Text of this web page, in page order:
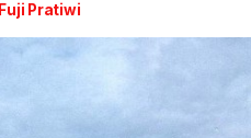
Fuji Pratiwi